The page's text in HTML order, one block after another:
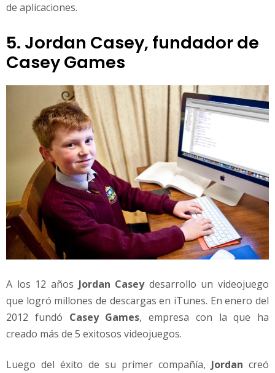
de aplicaciones.
5. Jordan Casey, fundador de
Casey Games
A los 12 años Jordan Caseydesarrollo un videojuego
que logró millones de descargas en iTunes. En enero del
2012 fundó Casey Games, empresa con la que ha
creado más de 5 exitosos videojuegos.
Luego del éxito de su primer compañía, Jordan creó